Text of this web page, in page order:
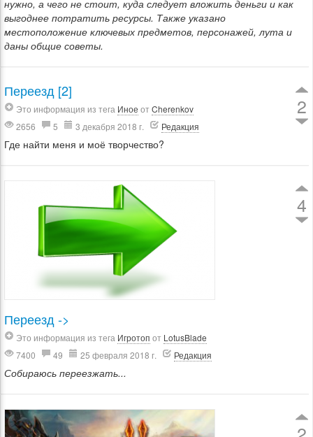
нужно, а чего не стоит, куда следует вложить деньги и как
выгоднее потратить ресурсы. Также указано
местоположение ключевых предметов, персонажей, лута и
даны общие советы.
2
Переезд [2]
Это информация из тега Иное отCherenkov
2656
5 3 декабря 2018 г. Редакция
Где найти меня и моё творчество?
4
Переезд ->
Это информация из тега Игротоп от LotusBlade
7400
49 25 февраля 2018 г. Редакция
Собираюсь переезжать...